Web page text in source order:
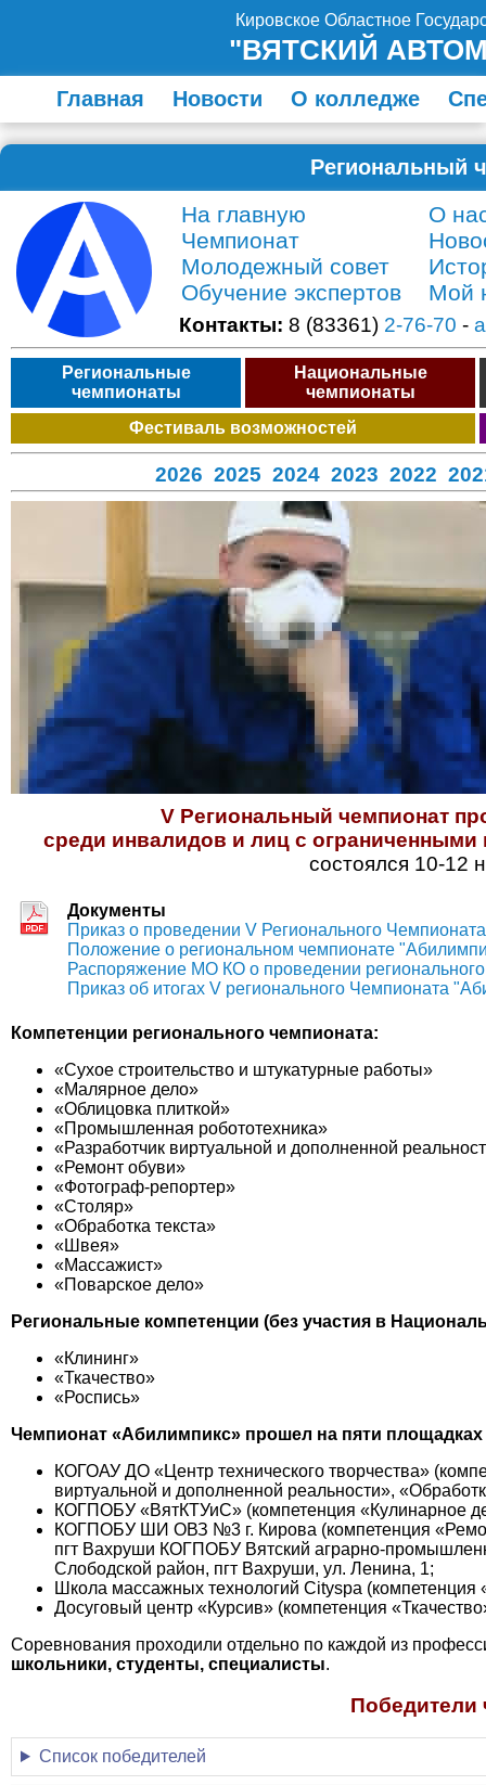
Кировское Областное
"ВЯТСКИЙ
Главная Новости О колледже
Региональный
На главную
О
Чемпионат
Молодежный совет
Обучение экспертов
Мой
Контакты: 8 (83361) 2-76-70 -
Региональные
чемпионаты
Национальные
чемпионаты
Фестиваль возможностей
2026 2025 2024 2023 2022
V Региональный чемпионат
среди инвалидов и лиц с
состоялся 10-12
Документы
Приказ о проведении V Регионального
Положение о региональном чемпионате
Распоряжение МО КО о проведении
Приказ об итогах V регионального Чемпионата
Компетенции регионального чемпионата:
«Сухое строительство и штукатурные работы»
«Малярное дело»
«Облицовка плиткой»
«Промышленная робототехника»
«Разработчик виртуальной и дополненной
«Ремонт обуви»
«Фотограф-репортер»
«Столяр»
«Обработка текста»
«Швея»
«Массажист»
«Поварское дело»
Региональные компетенции (без участия в
«Клининг»
«Ткачество»
«Роспись»
Чемпионат «Абилимпикс» прошел на пяти
КОГОАУ ДО «Центр технического творчества»
виртуальной и дополненной реальности»,
КОГПОБУ «ВятКТУиС» (компетенция «Кулинарное
КОГПОБУ ШИ ОВЗ №3 г. Кирова (компетенция
пгт Вахруши КОГПОБУ Вятский аграрно-
Слободской район, пгт Вахруши, ул. Ленина, 1;
Школа массажных технологий Cityspa (компетенция
Досуговый центр «Курсив» (компетенция
Соревнования проходили отдельно по каждой из
школьники, студенты, специалисты.
Победители
Список победителей